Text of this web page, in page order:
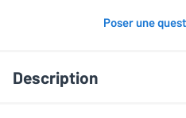
Poser une
Description